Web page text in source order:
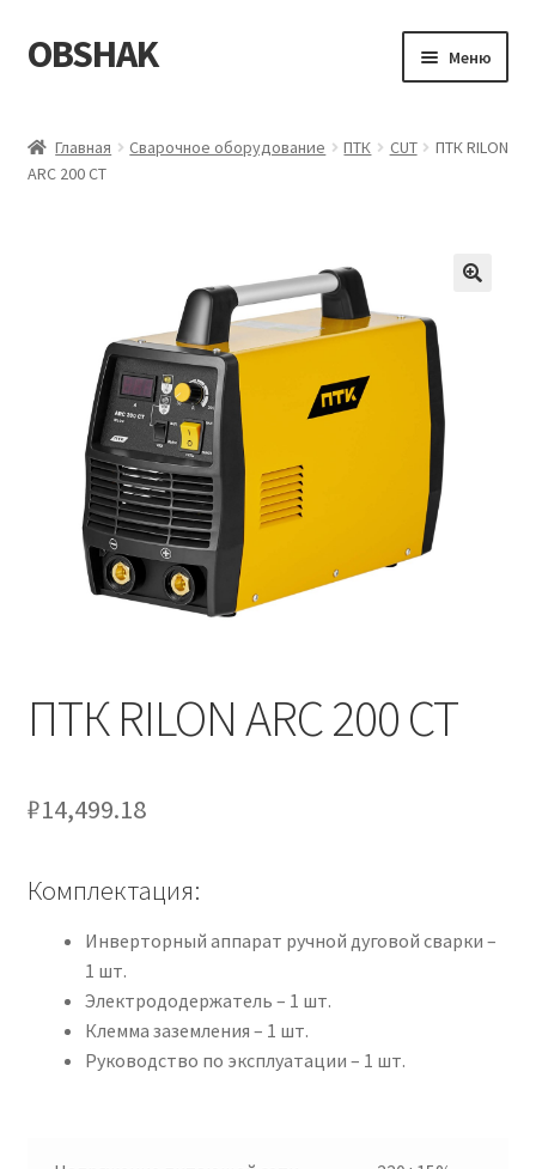
Перейти
к
Перейти
к
OBSHAK Меню
Категории
Мой аккаунт
Оформление заказа
Пример страницы
Главная Сварочное оборудование ПТК CUT
ПТК RILON
ARC 200 СТ
ПТК RILON ARC 200 СТ
₽14,499.18
Комплектация:
Инверторный аппарат ручной дуговой сварки –
1 шт.
Электрододержатель – 1 шт.
Клемма заземления – 1 шт.
Руководство по эксплуатации – 1 шт.